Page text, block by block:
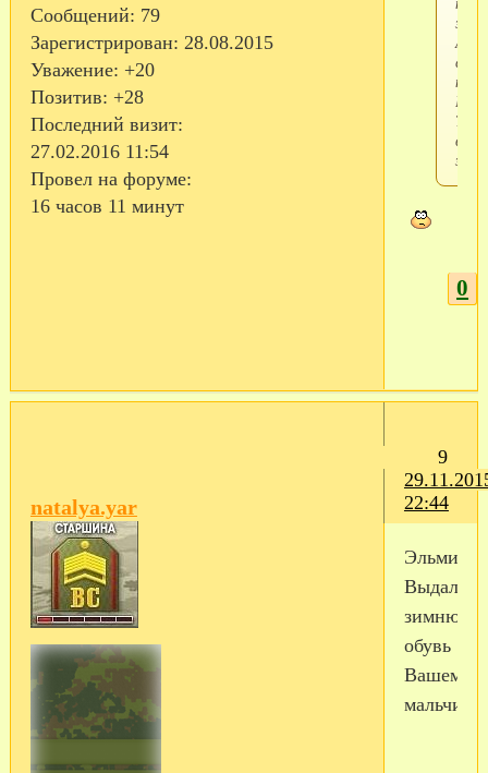
Сообщений: 79
Зарегистрирован: 28.08.2015
Уважение: +20
Позитив: +28
Последний визит:
27.02.2016 11:54
Провел на форуме:
16 часов 11 минут
А
то?
ТУ
0
9
22:44
natalya.yar
Эльмира!
Выдали
зимнюю
обувь
Вашему